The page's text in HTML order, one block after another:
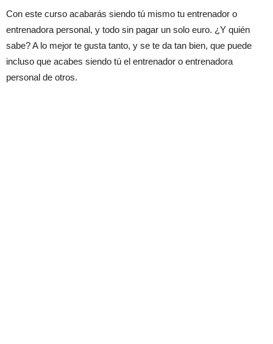
Con este curso acabarás siendo tú mismo tu entrenador o
entrenadora personal, y todo sin pagar un solo euro. ¿Y quién
sabe? A lo mejor te gusta tanto, y se te da tan bien, que puede
incluso que acabes siendo tú el entrenador o entrenadora
personal de otros.